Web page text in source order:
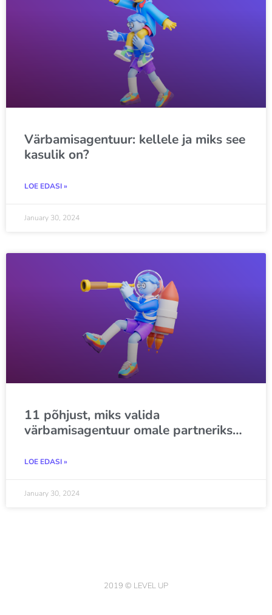
Värbamisagentuur: kellele ja miks see
kasulik on?
LOE EDASI »
January 30, 2024
11 põhjust, miks valida
värbamisagentuur omale partneriks…
LOE EDASI »
January 30, 2024
2019 © LEVEL UP